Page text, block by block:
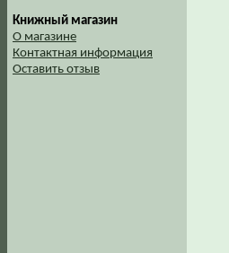
Книжный магазин
О магазине
Контактная информация
Оставить отзыв